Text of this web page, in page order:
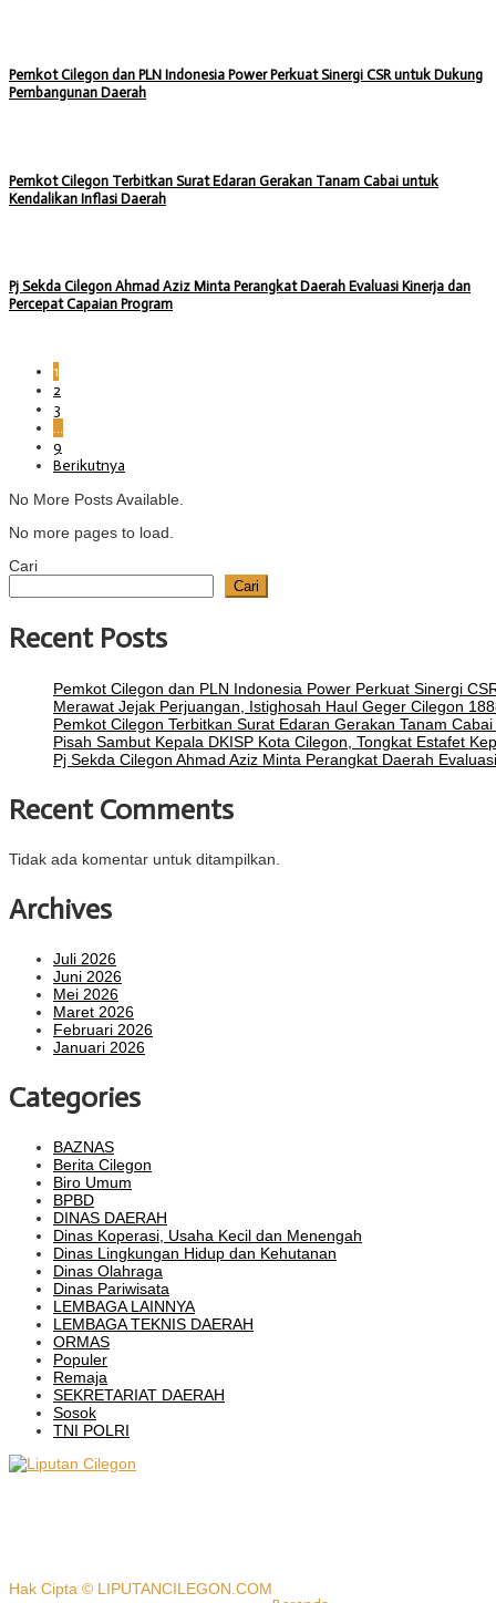
Pemkot Cilegon dan PLN Indonesia Power Perkuat Sinergi CSR untuk Dukung
Pembangunan Daerah
Pemkot Cilegon Terbitkan Surat Edaran Gerakan Tanam Cabai untuk
Kendalikan Inflasi Daerah
Pj Sekda Cilegon Ahmad Aziz Minta Perangkat Daerah Evaluasi Kinerja dan
Percepat Capaian Program
1
2
3
…
9
Berikutnya
No More Posts Available.
No more pages to load.
Cari
Cari
Recent Posts
Pemkot Cilegon dan PLN Indonesia Power Perkuat Sinergi
Merawat Jejak Perjuangan, Istighosah Haul Geger Cilegon
Pemkot Cilegon Terbitkan Surat Edaran Gerakan Tanam
Pisah Sambut Kepala DKISP Kota Cilegon, Tongkat Estafet
Pj Sekda Cilegon Ahmad Aziz Minta Perangkat Daerah
Recent Comments
Tidak ada komentar untuk ditampilkan.
Archives
Juli 2026
Juni 2026
Mei 2026
Maret 2026
Februari 2026
Januari 2026
Categories
BAZNAS
Berita Cilegon
Biro Umum
BPBD
DINAS DAERAH
Dinas Koperasi, Usaha Kecil dan Menengah
Dinas Lingkungan Hidup dan Kehutanan
Dinas Olahraga
Dinas Pariwisata
LEMBAGA LAINNYA
LEMBAGA TEKNIS DAERAH
ORMAS
Populer
Remaja
SEKRETARIAT DAERAH
Sosok
TNI POLRI
Hak Cipta © LIPUTANCILEGON.COM